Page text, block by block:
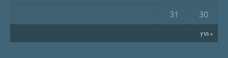
« מרץ
30
31